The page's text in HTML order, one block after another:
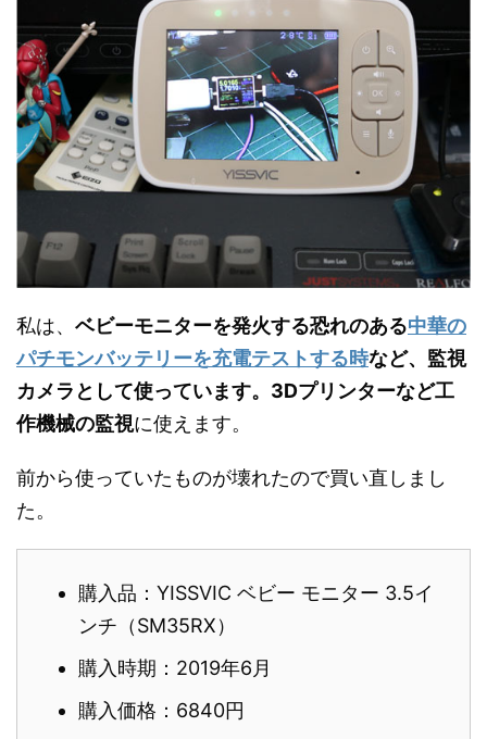
私は、 ベビーモニターを発火する恐れのある中華の
パチモンバッテリーを充電テストする時など、監視
カメラとして使っています。3Dプリンターなど工
作機械の監視に使えます。
前から使っていたものが壊れたので買い直しまし
た。
購入品：YISSVIC ベビー モニター 3.5イ
ンチ（SM35RX）
購入時期：2019年6月
購入価格：6840円